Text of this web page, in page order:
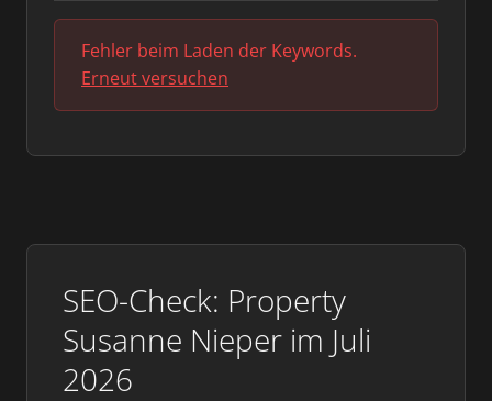
SEO-Check: Property
Susanne Nieper im Juli
2026
Fehler beim Laden der Keywords.
Erneut versuchen